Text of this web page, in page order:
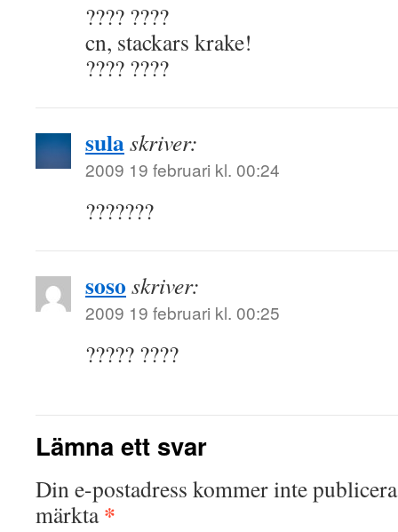
???? ????
cn, stackars krake!
???? ????
sulaskriver:
2009 19 februari kl. 00:24
???????
soso skriver:
2009 19 februari kl. 00:25
????? ????
Lämna ett svar
Din e-postadress kommer inte
märkta*